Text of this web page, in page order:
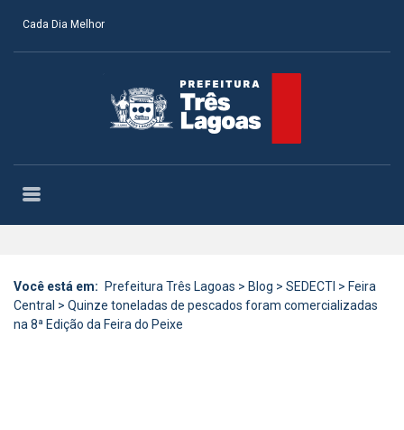
Cada Dia Melhor
Você está em: Prefeitura Três Lagoas > Blog > SEDECTI > Feira
Central > Quinze toneladas de pescados foram comercializadas
na 8ª Edição da Feira do Peixe